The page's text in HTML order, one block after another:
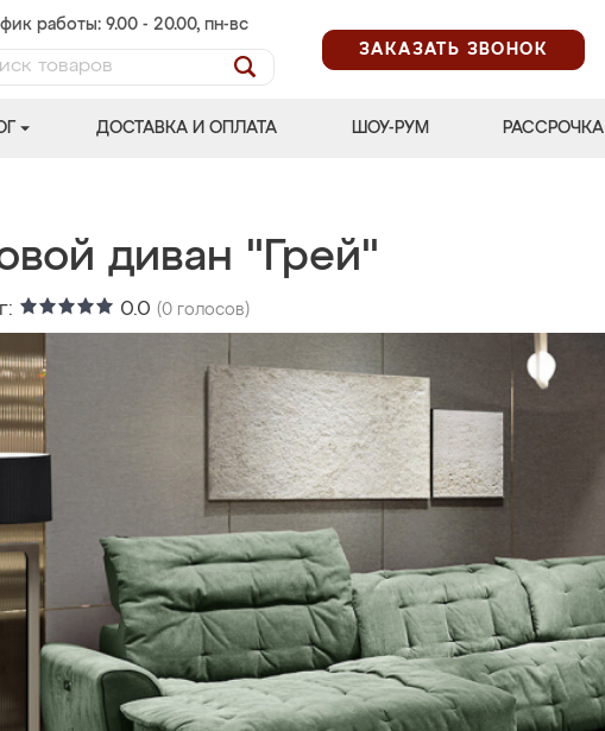
работы: 9.00 - 20.00, пн-вс
ЗАКАЗАТЬ ЗВОНОК
ДОСТАВКА И ОПЛАТА ШОУ-РУМ РАССРОЧКА
диван "Грей"
0.0 (0 голосов)